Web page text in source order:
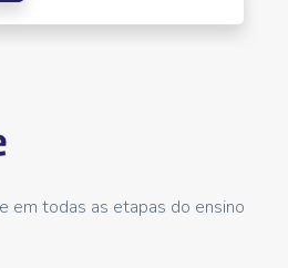
em todas as etapas do ensino